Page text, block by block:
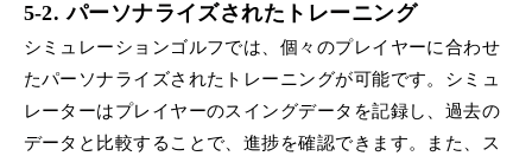
5-2. パーソナライズされたトレーニング
シミュレーションゴルフでは、個々のプレイヤーに合わせ
たパーソナライズされたトレーニングが可能です。シミュ
レーターはプレイヤーのスイングデータを記録し、過去の
データと比較することで、進捗を確認できます。また、ス